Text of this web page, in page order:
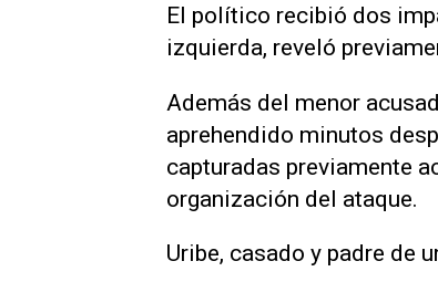
El político recibió dos
izquierda, reveló
Además del menor
aprehendido minutos
capturadas previamente
organización del ataque.
Uribe, casado y padre de